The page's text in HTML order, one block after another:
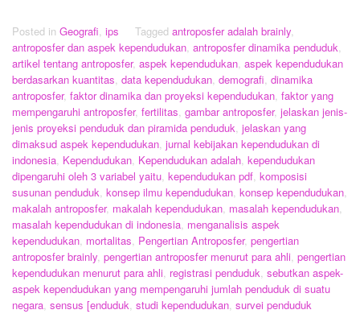
Posted in Geografi, ips Tagged antroposfer adalah brainly,
antroposfer dan aspek kependudukan, antroposfer dinamika penduduk,
artikel tentang antroposfer, aspek kependudukan, aspek kependudukan
berdasarkan kuantitas, data kependudukan, demografi, dinamika
antroposfer, faktor dinamika dan proyeksi kependudukan, faktor yang
mempengaruhi antroposfer, fertilitas, gambar antroposfer, jelaskan jenis-
jenis proyeksi penduduk dan piramida penduduk, jelaskan yang
dimaksud aspek kependudukan, jurnal kebijakan kependudukan di
indonesia, Kependudukan, Kependudukan adalah, kependudukan
dipengaruhi oleh 3 variabel yaitu, kependudukan pdf, komposisi
susunan penduduk, konsep ilmu kependudukan, konsep kependudukan,
makalah antroposfer, makalah kependudukan, masalah kependudukan,
masalah kependudukan di indonesia, menganalisis aspek
kependudukan, mortalitas, Pengertian Antroposfer, pengertian
antroposfer brainly, pengertian antroposfer menurut para ahli, pengertian
kependudukan menurut para ahli, registrasi penduduk, sebutkan aspek-
aspek kependudukan yang mempengaruhi jumlah penduduk di suatu
negara, sensus [enduduk, studi kependudukan, survei penduduk